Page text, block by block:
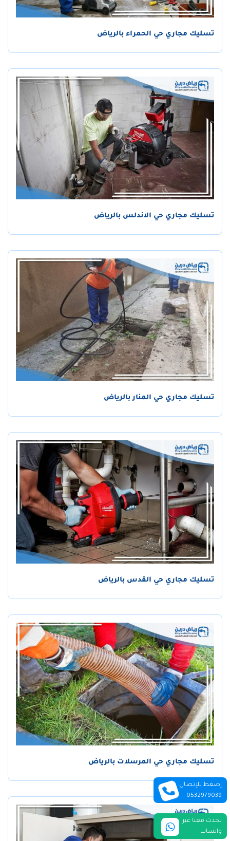
تسليك مجاري حي الحمراء بالرياض
تسليك مجاري حي الاندلس بالرياض
تسليك مجاري حي المنار بالرياض
تسليك مجاري حي القدس بالرياض
تسليك مجاري حي المرسلات بالرياض
إضغط للإتصال
0532979039
تحدث معنا عبر
واتساب